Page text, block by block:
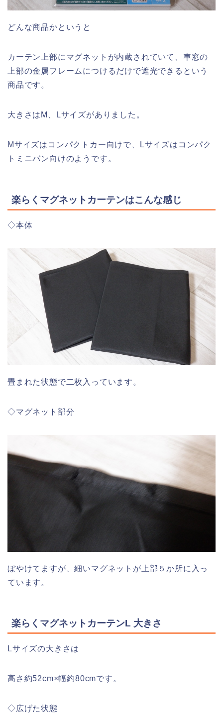
どんな商品かというと
カーテン上部にマグネットが内蔵されていて、車窓の
上部の金属フレームにつけるだけで遮光できるという
商品です。
大きさはM、Lサイズがありました。
Mサイズはコンパクトカー向けで、Lサイズはコンパク
トミニバン向けのようです。
楽らくマグネットカーテンはこんな感じ
◇本体
畳まれた状態で二枚入っています。
◇マグネット部分
ぼやけてますが、細いマグネットが上部５か所に入っ
ています。
楽らくマグネットカーテンL 大きさ
Lサイズの大きさは
高さ約52cm×幅約80cmです。
◇広げた状態